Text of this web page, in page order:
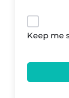
Contactos
Keep me